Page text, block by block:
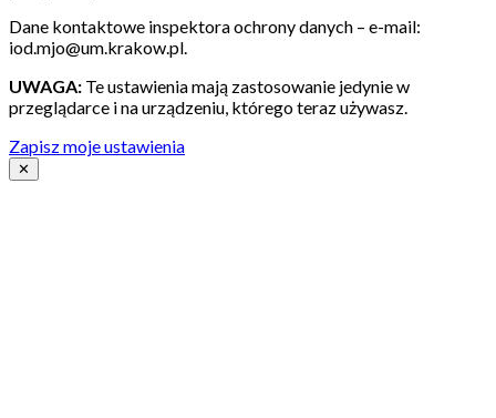
Dane kontaktowe inspektora ochrony danych – e-mail:
iod.mjo@um.krakow.pl.
UWAGA: Te ustawienia mają zastosowanie jedynie w
przeglądarce i na urządzeniu, którego teraz używasz.
Zapisz moje ustawienia
✕